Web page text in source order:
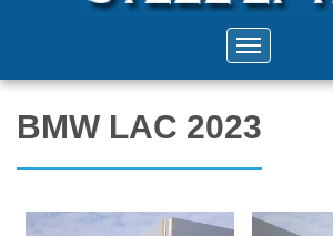
BMW LAC 2023